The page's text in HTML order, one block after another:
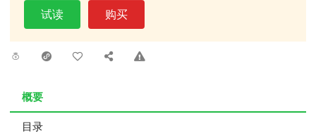
试读 购买
概要
目录